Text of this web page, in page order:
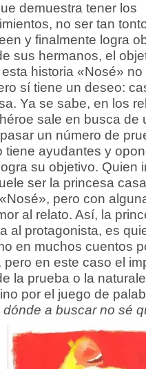
demuestra tener los
no ser tan
y finalmente logra
sus hermanos, el
historia «Nosé» no
sí tiene un deseo:
Ya se sabe, en los
sale en busca de
un número de
tiene ayudantes y
su objetivo. Quien
ser la princesa
pero con
al relato. Así, la
al protagonista, es
en muchos cuentos
pero en este caso el
la prueba o la
por el juego de
a buscar no sé